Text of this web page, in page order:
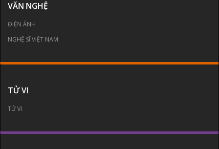
VĂN NGHỆ
ĐIỆN ẢNH
NGHỆ SĨ VIỆT NAM
TỬ VI
TỬ VI